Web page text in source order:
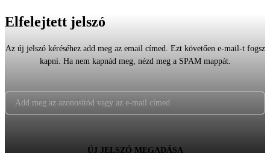
Elfelejtett jelszó
Az új jelszó kéréséhez add meg az email címed. Ezt követően e-mail-t fogsz
kapni. Ha nem kapnád meg, nézd meg a SPAM mappát.